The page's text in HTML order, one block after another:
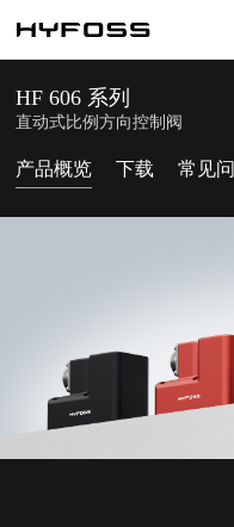
HF 606 系列
直动式比例方向控制阀
产品概览 下载 常见